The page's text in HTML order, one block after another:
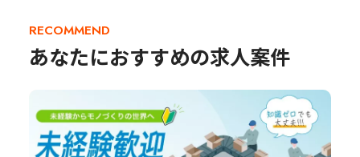
RECOMMEND
あなたにおすすめの求人案件